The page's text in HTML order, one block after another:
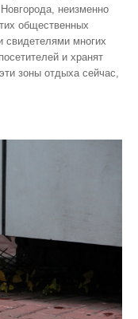
неизменно
общественных
свидетелями многих
и хранят
зоны отдыха сейчас,